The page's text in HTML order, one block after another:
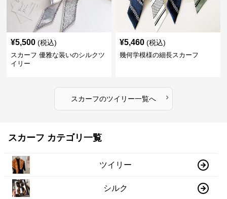
¥5,500 (税込)
スカーフ 優雅な装いのシルクツ
イリー
¥5,460 (税込)
幾何学模様の細長スカーフ
スカーフのツイリー一覧へ ›
スカーフ カテゴリ一覧
ツイリー
シルク